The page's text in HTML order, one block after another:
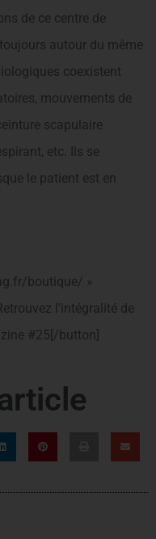
de ce centre de
autour du même
coexistent
mouvements de
scapulaire
etc. Ils se
le patient est en
boutique/ »
l’intégralité de
#25[/button]